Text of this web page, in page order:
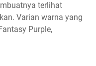
terlihat
Varian warna yang
Purple,